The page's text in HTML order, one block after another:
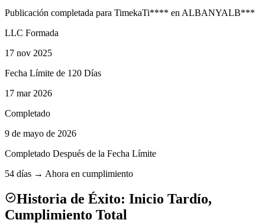
Publicación completada para TimekaTi**** en ALBANYALB***
LLC Formada
17 nov 2025
Fecha Límite de 120 Días
17 mar 2026
Completado
9 de mayo de 2026
Completado Después de la Fecha Límite
54 días → Ahora en cumplimiento
Historia de Éxito: Inicio Tardío,
Cumplimiento Total